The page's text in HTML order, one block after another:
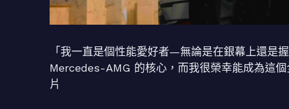
「我一直是個性能愛好者—無論是在銀幕上還是
Mercedes-AMG 的核心，而我很榮幸能成為這
片